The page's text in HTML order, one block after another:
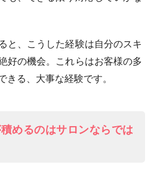
と、こうした経験は自分のスキ
好の機会。これらはお客様の多
きる、大事な経験です。
めるのはサロンならでは